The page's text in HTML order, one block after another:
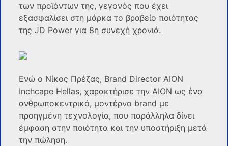
των προϊόντων της, γεγονός που έχει
εξασφαλίσει στη μάρκα το βραβείο ποιότητας
της JD Power για 8η συνεχή χρονιά.
Ενώ ο Νίκος Πρέζας, Brand Director AION
Inchcape Hellas, χαρακτήρισε την AION ως ένα
ανθρωποκεντρικό, μοντέρνο brand με
προηγμένη τεχνολογία, που παράλληλα δίνει
έμφαση στην ποιότητα και την υποστήριξη μετά
την πώληση.